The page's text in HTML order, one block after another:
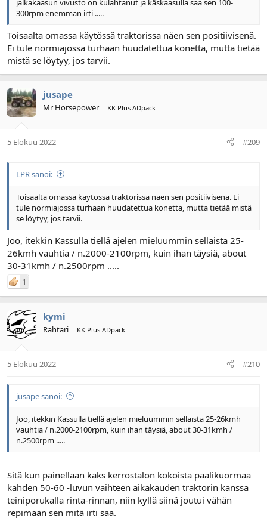
300rpm enemmän irti .....
Toisaalta omassa käytössä traktorissa näen sen positiivisenä.
Ei tule normiajossa turhaan huudatettua konetta, mutta tietää
mistä se löytyy, jos tarvii.
jusape
Mr Horsepower KK Plus ADpack
5 Elokuu 2022 #209
LPR sanoi:
Toisaalta omassa käytössä traktorissa näen sen positiivisenä. Ei
tule normiajossa turhaan huudatettua konetta, mutta tietää mistä
se löytyy, jos tarvii.
Joo, itekkin Kassulla tiellä ajelen mieluummin sellaista 25-
26kmh vauhtia / n.2000-2100rpm, kuin ihan täysiä, about
30-31kmh / n.2500rpm .....
1
kymi
Rahtari KK Plus ADpack
5 Elokuu 2022 #210
jusape sanoi:
Joo, itekkin Kassulla tiellä ajelen mieluummin sellaista 25-26kmh
vauhtia / n.2000-2100rpm, kuin ihan täysiä, about 30-31kmh /
n.2500rpm .....
Sitä kun painellaan kaks kerrostalon kokoista paalikuormaa
kahden 50-60 -luvun vaihteen aikakauden traktorin kanssa
teiniporukalla rinta-rinnan, niin kyllä siinä joutui vähän
repimään sen mitä irti saa.